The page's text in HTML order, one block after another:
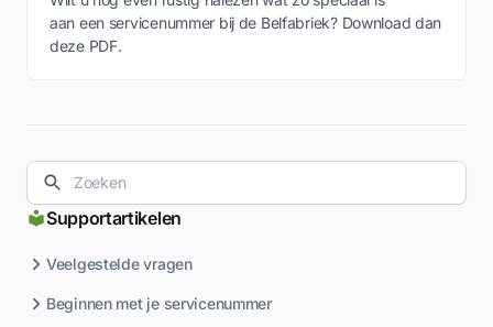
Supportartikelen
Veelgestelde vragen
Beginnen met je servicenummer
aan een servicenummer bij de Belfabriek? Download dan
deze PDF.